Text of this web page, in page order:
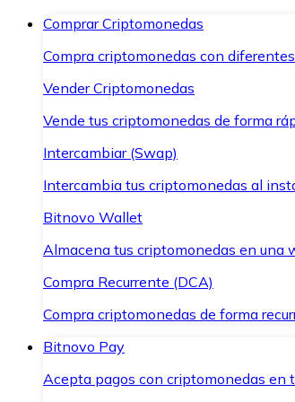
Comprar Criptomonedas
Compra criptomonedas con
Vender Criptomonedas
Vende tus criptomonedas de forma
Intercambiar (Swap)
Intercambia tus criptomonedas al
Bitnovo Wallet
Almacena tus criptomonedas en una
Compra Recurrente (DCA)
Compra criptomonedas de forma
Bitnovo Pay
Acepta pagos con criptomonedas en